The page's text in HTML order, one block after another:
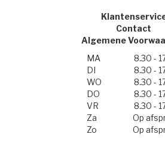
Contact
Algemene
MA
8.30 -
DI
8.30 -
WO
8.30 -
DO
8.30 -
VR
8.30 -
Za
Op
Zo
Op